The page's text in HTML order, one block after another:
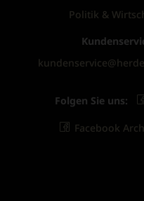
Politik &
Folgen Sie uns:
Facebook